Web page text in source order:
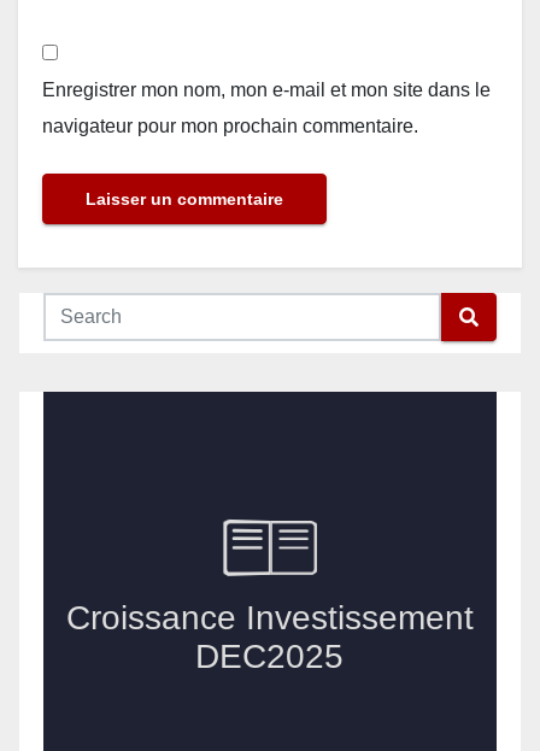
Enregistrer mon nom, mon e-mail et mon site dans le
navigateur pour mon prochain commentaire.